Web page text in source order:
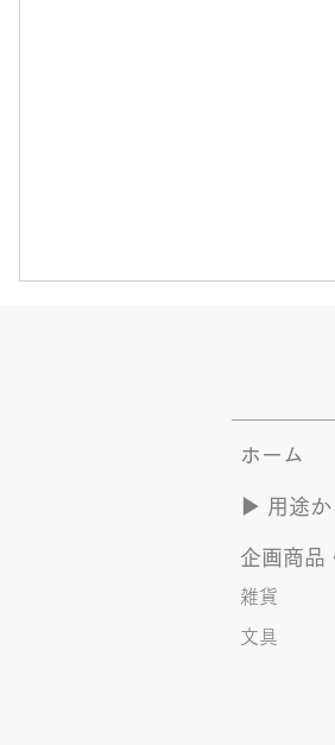
夏のYOASOBI つづき
ホーム
▶︎ 用途か
企画商品
雑貨
文具